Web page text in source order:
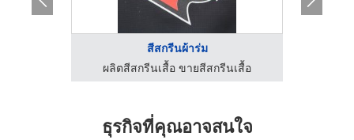
สีสกรีนผ้าร่ม
ผลิตสีสกรีนเสื้อ ขายสีสกรีนเสื้อ
ธุรกิจที่คุณอาจสนใจ